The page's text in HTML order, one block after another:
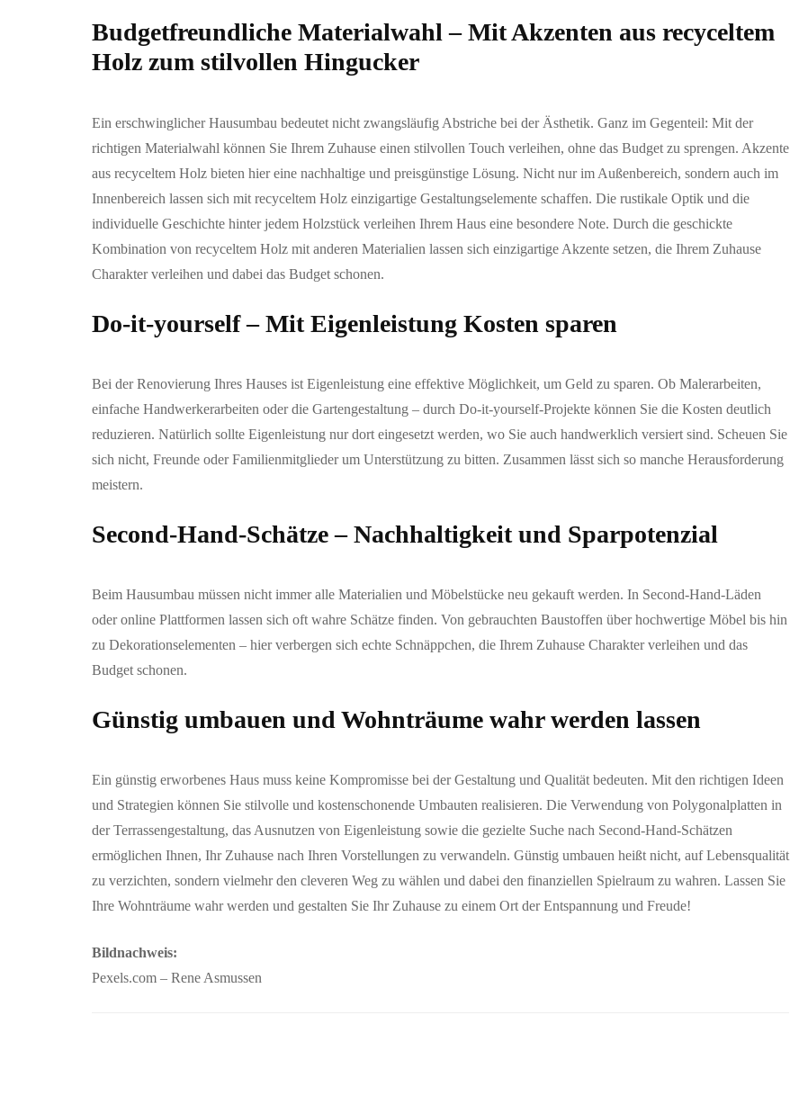
Budgetfreundliche Materialwahl – Mit Akzenten aus recyceltem
Holz zum stilvollen Hingucker
Ein erschwinglicher Hausumbau bedeutet nicht zwangsläufig Abstriche bei der Ästhetik. Ganz im Gegenteil: Mit der
richtigen Materialwahl können Sie Ihrem Zuhause einen stilvollen Touch verleihen, ohne das Budget zu sprengen. Akzente
aus recyceltem Holz bieten hier eine nachhaltige und preisgünstige Lösung. Nicht nur im Außenbereich, sondern auch im
Innenbereich lassen sich mit recyceltem Holz einzigartige Gestaltungselemente schaffen. Die rustikale Optik und die
individuelle Geschichte hinter jedem Holzstück verleihen Ihrem Haus eine besondere Note. Durch die geschickte
Kombination von recyceltem Holz mit anderen Materialien lassen sich einzigartige Akzente setzen, die Ihrem Zuhause
Charakter verleihen und dabei das Budget schonen.
Do-it-yourself – Mit Eigenleistung Kosten sparen
Bei der Renovierung Ihres Hauses ist Eigenleistung eine effektive Möglichkeit, um Geld zu sparen. Ob Malerarbeiten,
einfache Handwerkerarbeiten oder die Gartengestaltung – durch Do-it-yourself-Projekte können Sie die Kosten deutlich
reduzieren. Natürlich sollte Eigenleistung nur dort eingesetzt werden, wo Sie auch handwerklich versiert sind. Scheuen Sie
sich nicht, Freunde oder Familienmitglieder um Unterstützung zu bitten. Zusammen lässt sich so manche Herausforderung
meistern.
Second-Hand-Schätze – Nachhaltigkeit und Sparpotenzial
Beim Hausumbau müssen nicht immer alle Materialien und Möbelstücke neu gekauft werden. In Second-Hand-Läden
oder online Plattformen lassen sich oft wahre Schätze finden. Von gebrauchten Baustoffen über hochwertige Möbel bis hin
zu Dekorationselementen – hier verbergen sich echte Schnäppchen, die Ihrem Zuhause Charakter verleihen und das
Budget schonen.
Günstig umbauen und Wohnträume wahr werden lassen
Ein günstig erworbenes Haus muss keine Kompromisse bei der Gestaltung und Qualität bedeuten. Mit den richtigen Ideen
und Strategien können Sie stilvolle und kostenschonende Umbauten realisieren. Die Verwendung von Polygonalplatten in
der Terrassengestaltung, das Ausnutzen von Eigenleistung sowie die gezielte Suche nach Second-Hand-Schätzen
ermöglichen Ihnen, Ihr Zuhause nach Ihren Vorstellungen zu verwandeln. Günstig umbauen heißt nicht, auf Lebensqualität
zu verzichten, sondern vielmehr den cleveren Weg zu wählen und dabei den finanziellen Spielraum zu wahren. Lassen Sie
Ihre Wohnträume wahr werden und gestalten Sie Ihr Zuhause zu einem Ort der Entspannung und Freude!
Bildnachweis:
Pexels.com – Rene Asmussen